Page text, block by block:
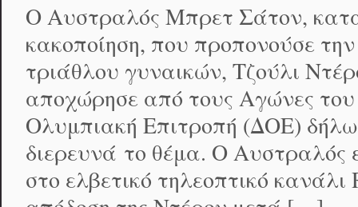
Ο Αυστραλός Μπρετ Σάτον,
κακοποίηση, που προπονούσε
τριάθλου γυναικών, Τζούλι
αποχώρησε από τους Αγώνες του
Ολυμπιακή Επιτροπή (ΔΟΕ)
διερευνά το θέμα. Ο Αυστραλός
στο ελβετικό τηλεοπτικό